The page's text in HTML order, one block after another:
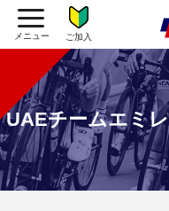
ご加入
UAEチームエミ